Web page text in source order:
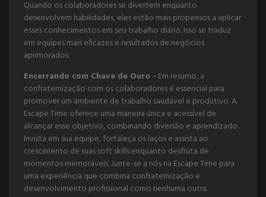
Quando os colaboradores se divertem enquanto
desenvolvem habilidades, eles estão mais propensos a aplicar
esses conhecimentos em seu trabalho diário. Isso se traduz
em equipes mais eficazes e resultados de negócios
aprimorados.
Encerrando com Chave de Ouro - Em resumo, a
confraternização com os colaboradores é essencial para
promover um ambiente de trabalho saudável e produtivo. A
Escape Time oferece uma maneira única e acessível de
alcançar esse objetivo, combinando diversão e aprendizado.
Invista em sua equipe, fortaleça os laços e assista ao
crescimento de suas soft skills enquanto desfruta de
momentos memoráveis. Junte-se a nós na Escape Time para
uma experiência que combina confraternização e
desenvolvimento profissional como nenhuma outra.